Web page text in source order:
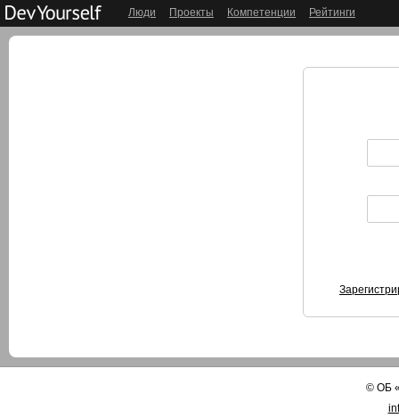
Люди Проекты Компетенции Рейтинги
©ОБ